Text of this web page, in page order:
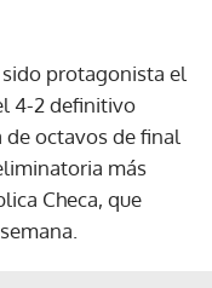
protagonista el
4-2 definitivo
de octavos de final
más
Checa, que